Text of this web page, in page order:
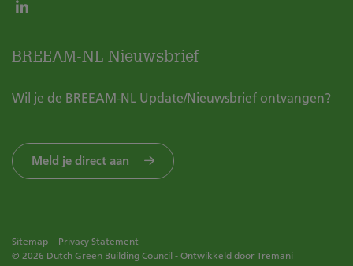
BREEAM-NL Nieuwsbrief
Wil je de BREEAM-NL Update/Nieuwsbrief ontvangen?
Meld je direct aan
Sitemap
Privacy Statement
© 2026 Dutch Green Building Council - Ontwikkeld door Tremani